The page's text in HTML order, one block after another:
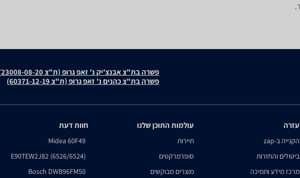
פשרה בת"צ אבנצ'יק נ' זאפ גרופ (ת"צ 23008-08-20)
פשרה בת"צ כהנים נ' זאפ גרופ (ת"צ 60371-12-19)
עזרה
הקנייה ב-zap
ביטולים והחזרות
מרכז מידע ותמיכה
עולמות התוכן שלנו
תיירות
סופרמרקטים
מוצרים מבוקשים
חוות דעת
Midea 60F49
E90TEW2J82 (6526/6524)
Bosch DWB96FM50